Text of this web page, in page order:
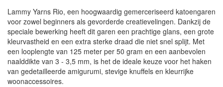
Lammy Yarns Rio, een hoogwaardig gemerceriseerd katoengaren
voor zowel beginners als gevorderde creatievelingen. Dankzij de
speciale bewerking heeft dit garen een prachtige glans, een grote
kleurvastheid en een extra sterke draad die niet snel splijt. Met
een looplengte van 125 meter per 50 gram en een aanbevolen
naalddikte van 3 - 3,5 mm, is het de ideale keuze voor het haken
van gedetailleerde amigurumi, stevige knuffels en kleurrijke
woonaccessoires.